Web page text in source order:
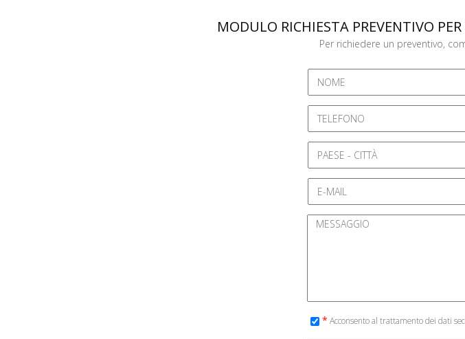
MODULO RICHIESTA PREVENTIVO
Per richiedere un preventivo,
*Acconsento al trattamento dei dati